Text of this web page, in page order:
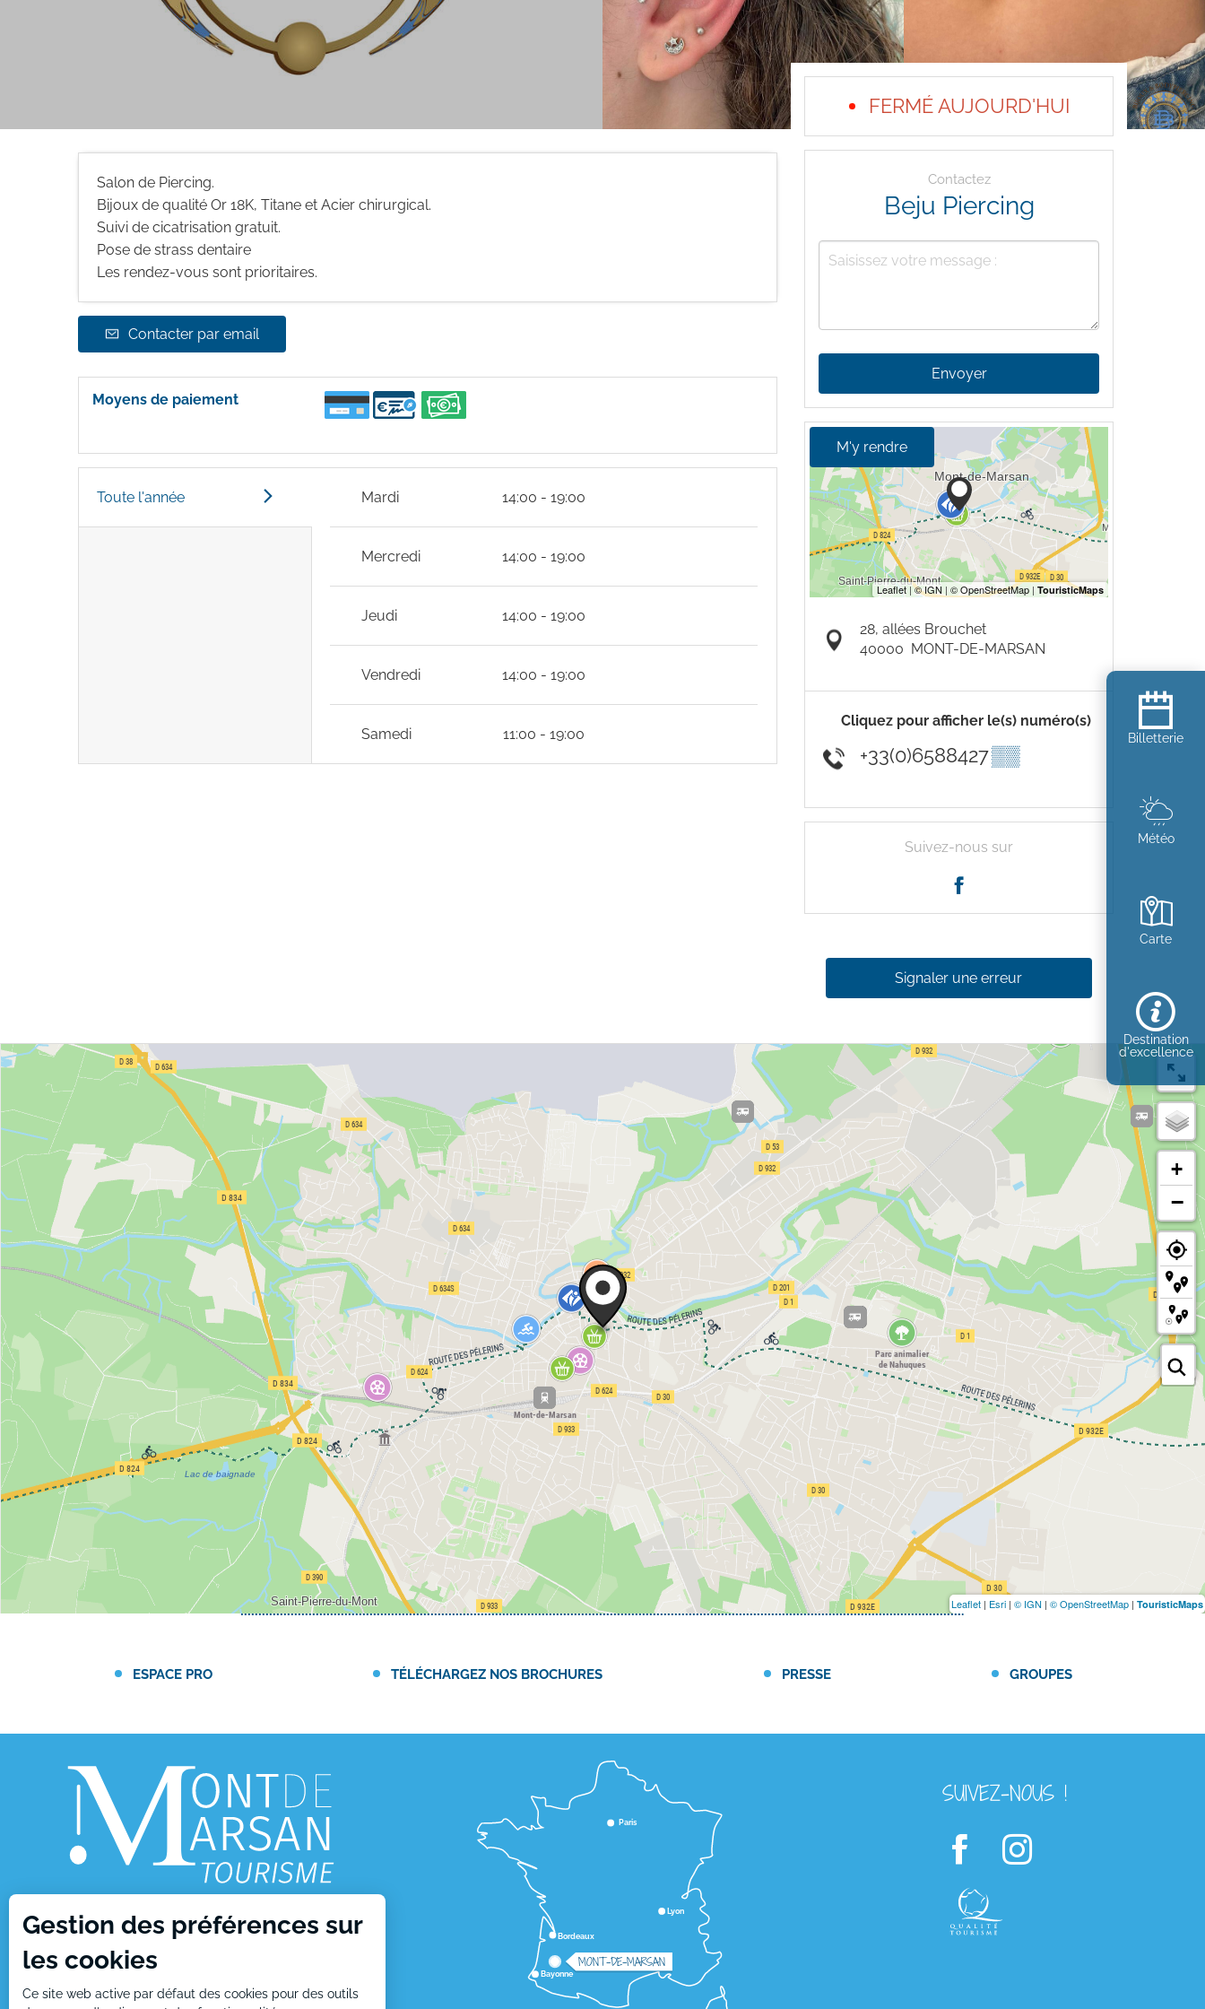
Billetterie
Météo
Carte
Destination
d'excellence
Salon de Piercing.
Bijoux de qualité Or 18K, Titane et Acier chirurgical.
Suivi de cicatrisation gratuit.
Pose de strass dentaire
Les rendez-vous sont prioritaires.
Contacter par email
Moyens de paiement
Toute l'année Mardi 14:00 - 19:00
Mercredi 14:00 - 19:00
Jeudi 14:00 - 19:00
Vendredi 14:00 - 19:00
Samedi 11:00 - 19:00
FERMÉ AUJOURD'HUI
Contactez
Beju Piercing
Envoyer
M'y rendre
28, allées Brouchet
40000 MONT-DE-MARSAN
Cliquez pour afficher le(s) numéro(s)
+33(0)6588427▒▒
Suivez-nous sur
Signaler une erreur
+
−
Leaflet | Esri | © IGN | © OpenStreetMap | TouristicMaps
ESPACE PRO TÉLÉCHARGEZ NOS BROCHURES PRESSE GROUPES
1, place Charles de Gaulle
40000 Mont de Marsan
Lyon
Bordeaux
Paris
Bayonne
MONT-DE-MARSAN
SUIVEZ-NOUS !
Gestion des préférences sur
les cookies
Ce site web active par défaut des cookies pour des outils